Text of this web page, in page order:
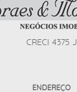
CRECI 4375 J
ENDEREÇO